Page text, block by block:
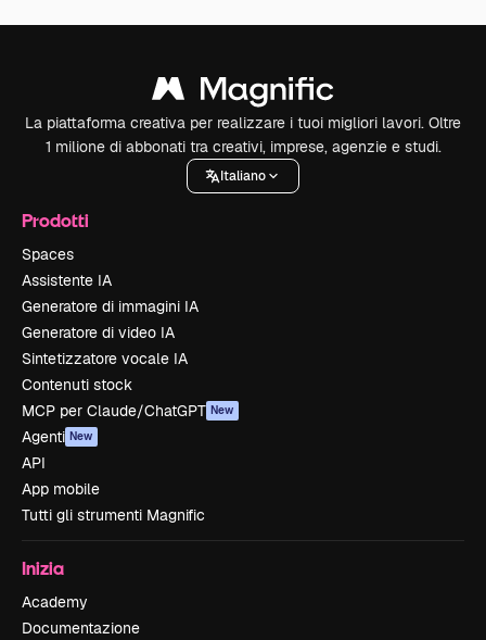
La piattaforma creativa per realizzare i tuoi migliori lavori. Oltre
1 milione di abbonati tra creativi, imprese, agenzie e studi.
Italiano
Prodotti
Spaces
Assistente IA
Generatore di immagini IA
Generatore di video IA
Sintetizzatore vocale IA
Contenuti stock
MCP per Claude/ChatGPT New
Agenti New
API
App mobile
Tutti gli strumenti Magnific
Inizia
Academy
Documentazione